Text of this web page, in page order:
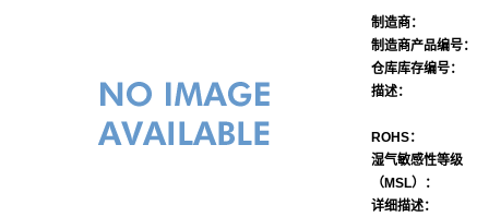
制造商：
制造商产品编号：
仓库库存编号：
描述：
ROHS：
湿气敏感性等级
（MSL）：
详细描述：